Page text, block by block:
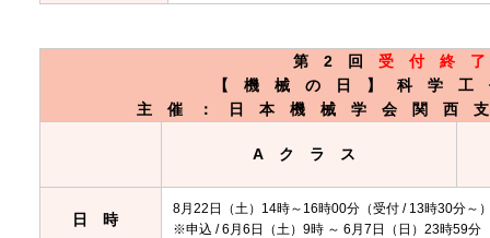
第2回 受付終
【機械の日】科学
主催：日本機械学会関西
Aクラス
日時
8月22日（土）14時～16時00分（受付 / 13時30分～
※申込 / 6月6日（土）9時 ～ 6月7日（日）23時59分